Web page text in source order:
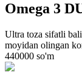
Omega 3
Ultra toza sifatli
moyidan olingan
440000 so'm